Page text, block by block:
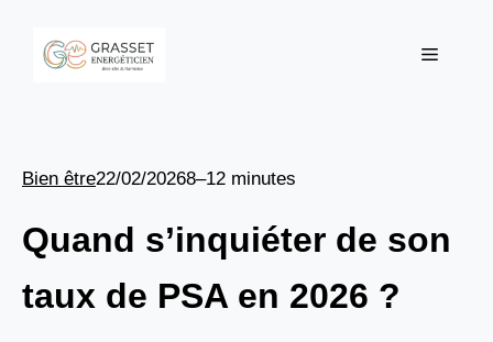
Menu
Bien être22/02/20268–12 minutes
Quand s’inquiéter de son
taux de PSA en 2026 ?